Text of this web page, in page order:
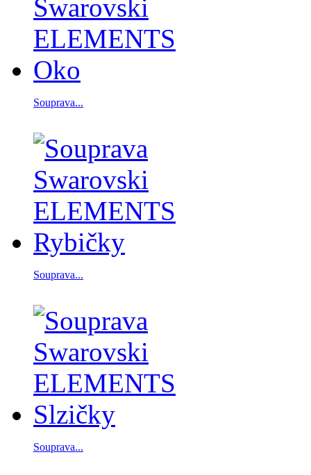
Souprava...
Souprava...
Souprava...